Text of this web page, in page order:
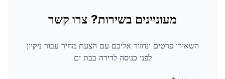
מעוניינים בשירות? צרו קשר
השאירו פרטים ונחזור אליכם עם הצעת מחיר עבור ניקיון
לפני כניסה לדירה בבת ים